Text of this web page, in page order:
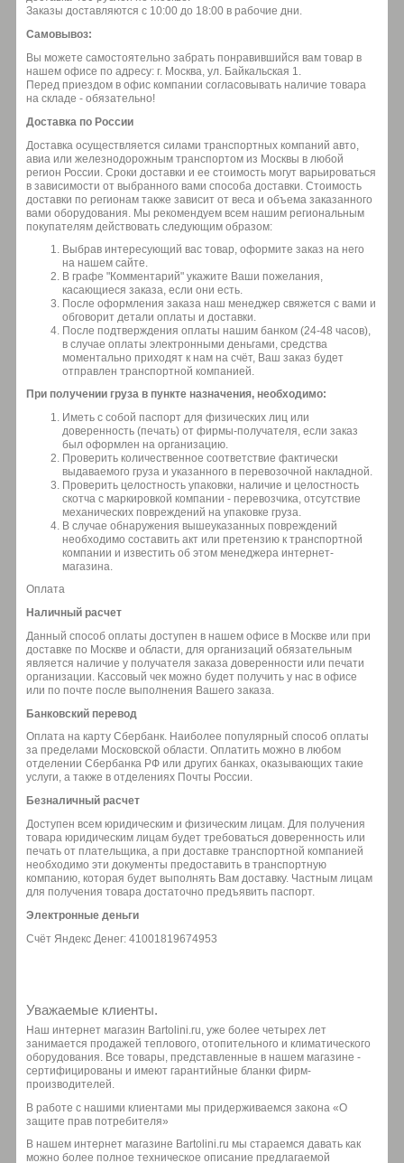
Заказы доставляются с 10:00 до 18:00 в рабочие дни.
Самовывоз:
Вы можете самостоятельно забрать понравившийся вам товар в
нашем офисе по адресу: г. Москва, ул. Байкальская 1.
Перед приездом в офис компании согласовывать наличие товара
на складе - обязательно!
Доставка по России
Доставка осуществляется силами транспортных компаний авто,
авиа или железнодорожным транспортом из Москвы в любой
регион России. Сроки доставки и ее стоимость могут варьироваться
в зависимости от выбранного вами способа доставки. Стоимость
доставки по регионам также зависит от веса и объема заказанного
вами оборудования. Мы рекомендуем всем нашим региональным
покупателям действовать следующим образом:
Выбрав интересующий вас товар, оформите заказ на него
на нашем сайте.
В графе "Комментарий" укажите Ваши пожелания,
касающиеся заказа, если они есть.
После оформления заказа наш менеджер свяжется с вами и
обговорит детали оплаты и доставки.
После подтверждения оплаты нашим банком (24-48 часов),
в случае оплаты электронными деньгами, средства
моментально приходят к нам на счёт, Ваш заказ будет
отправлен транспортной компанией.
При получении груза в пункте назначения, необходимо:
Иметь с собой паспорт для физических лиц или
доверенность (печать) от фирмы-получателя, если заказ
был оформлен на организацию.
Проверить количественное соответствие фактически
выдаваемого груза и указанного в перевозочной накладной.
Проверить целостность упаковки, наличие и целостность
скотча с маркировкой компании - перевозчика, отсутствие
механических повреждений на упаковке груза.
В случае обнаружения вышеуказанных повреждений
необходимо составить акт или претензию к транспортной
компании и известить об этом менеджера интернет-
магазина.
Оплата
Наличный расчет
Данный способ оплаты доступен в нашем офисе в Москве или при
доставке по Москве и области, для организаций обязательным
является наличие у получателя заказа доверенности или печати
организации. Кассовый чек можно будет получить у нас в офисе
или по почте после выполнения Вашего заказа.
Банковский перевод
Оплата на карту Сбербанк. Наиболее популярный способ оплаты
за пределами Московской области. Оплатить можно в любом
отделении Сбербанка РФ или других банках, оказывающих такие
услуги, а также в отделениях Почты России.
Безналичный расчет
Доступен всем юридическим и физическим лицам. Для получения
товара юридическим лицам будет требоваться доверенность или
печать от плательщика, а при доставке транспортной компанией
необходимо эти документы предоставить в транспортную
компанию, которая будет выполнять Вам доставку. Частным лицам
для получения товара достаточно предъявить паспорт.
Электронные деньги
Счёт Яндекс Денег: 41001819674953
Уважаемые клиенты.
Наш интернет магазин Bartolini.ru, уже более четырех лет
занимается продажей теплового, отопительного и климатического
оборудования. Все товары, представленные в нашем магазине -
сертифицированы и имеют гарантийные бланки фирм-
производителей.
В работе с нашими клиентами мы придерживаемся закона «О
защите прав потребителя»
В нашем интернет магазине Bartolini.ru мы стараемся давать как
можно более полное техническое описание предлагаемой